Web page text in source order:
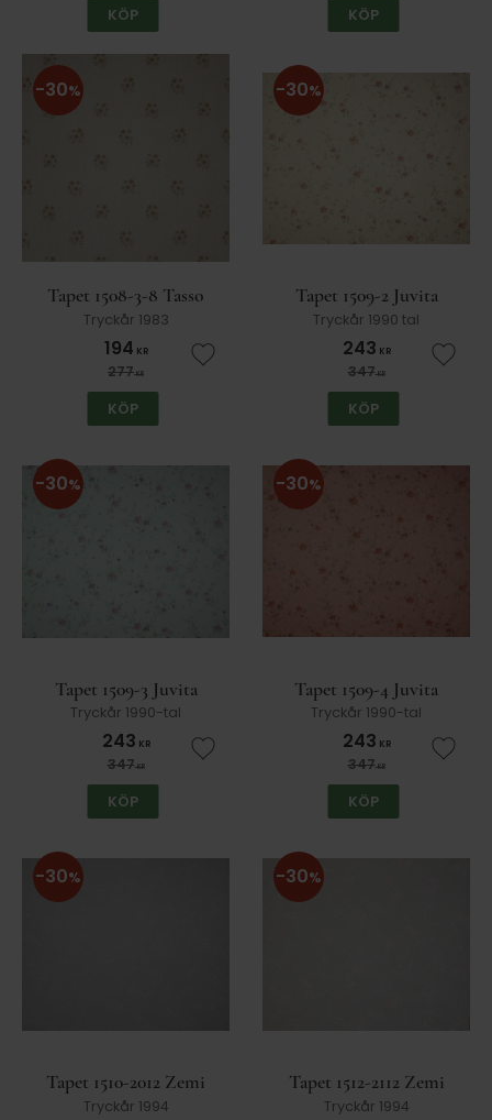
KÖP KÖP
Tapet 1508-3-8 Tasso
Tryckår 1983
194 KR
277KR
30%
Lägg till i favoriter
KÖP
Tapet 1509-2 Juvita
Tryckår 1990 tal
243 KR
347KR
30%
Lägg
KÖP
Tapet 1509-3 Juvita
Tryckår 1990-tal
243 KR
347KR
30%
Lägg till i favoriter
KÖP
Tapet 1509-4 Juvita
Tryckår 1990-tal
243 KR
347KR
30%
Lägg
KÖP
Tapet 1510-2012 Zemi
Tryckår 1994
30%
Tapet 1512-2112 Zemi
Tryckår 1994
30%